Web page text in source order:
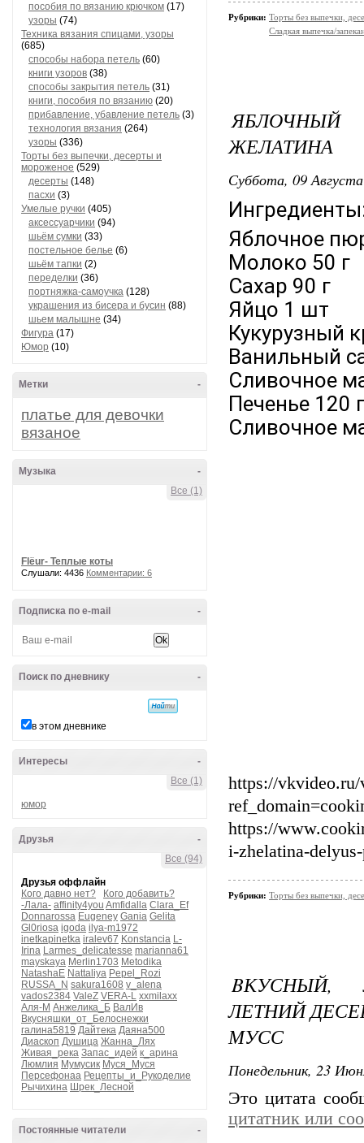
пособия по вязанию крючком (17)
узоры (74)
Техника вязания спицами, узоры
(685)
способы набора петель (60)
книги узоров (38)
способы закрытия петель (31)
книги, пособия по вязанию (20)
прибавление, убавление петель (3)
технология вязания (264)
узоры (336)
Торты без выпечки, десерты и
мороженое (529)
десерты (148)
пасхи (3)
Умелые ручки (405)
аксессуарчики (94)
шьём сумки (33)
постельное белье (6)
шьём тапки (2)
переделки (36)
портняжка-самоучка (128)
украшения из бисера и бусин (88)
шьем малышне (34)
Фигура (17)
Юмор (10)
-
Метки
платье для девочки
вязаное
-
Музыка
Все (1)
Flёur- Теплые коты
Слушали: 4436 Комментарии: 6
-
Подписка по e-mail
-
Поиск по дневнику
в этом дневнике
-
Интересы
Все (1)
юмор
-
Друзья
Все (94)
Друзья оффлайн
Кого давно нет?
Кого добавить?
-Лала- affinity4you Amfidalla Clara_Ef
Donnarossa Eugeney Gania Gelita
Gl0riosa igoda ilya-m1972
inetkapinetka iralev67 Konstancia L-
Irina Larmes_delicatesse marianna61
mayskaya Merlin1703 Metodika
NatashaE Nattaliya Pepel_Rozi
RUSSA_N sakura1608 v_alena
vados2384 ValeZ VERA-L xxmilaxx
Аля-М Анжелика_Б ВалИв
Вкусняшки_от_Белоснежки
галина5819 Дайтека Даяна500
Диаскоп Душица Жанна_Лях
Живая_река Запас_идей к_арина
Люмлия Мумусик Муся_Муся
Персефонаа Рецепты_и_Рукоделие
Рычихина Шрек_Лесной
-
Постоянные читатели
Рубрики: Торты без выпечки,
Сладкая выпечка/
ЖЕЛАТИНА
Суббота, 09
Яблочное
Молоко 50 г
Сахар 90 г
Яйцо 1 шт
Кукурузный
Ванильный
Сливочное
Печенье 120 г
Сливочное
https://vkvideo.ru/
https://
i-zhelatina-
Рубрики: Торты без выпечки,
BКУСНЫЙ,
ЛЕТНИЙ
МУСС
Понедельник, 23
Это цитата
цитатник или